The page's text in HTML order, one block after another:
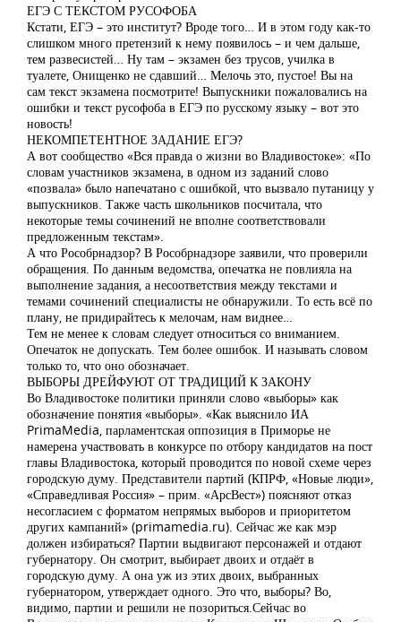
ЕГЭ С ТЕКСТОМ РУСОФОБА
Кстати, ЕГЭ – это институт? Вроде того… И в этом году как-то
слишком много претензий к нему появилось – и чем дальше,
тем развесистей… Ну там – экзамен без трусов, училка в
туалете, Онищенко не сдавший… Мелочь это, пустое! Вы на
сам текст экзамена посмотрите! Выпускники пожаловались на
ошибки и текст русофоба в ЕГЭ по русскому языку – вот это
новость!
НЕКОМПЕТЕНТНОЕ ЗАДАНИЕ ЕГЭ?
А вот сообщество «Вся правда о жизни во Владивостоке»: «По
словам участников экзамена, в одном из заданий слово
«позвала» было напечатано с ошибкой, что вызвало путаницу у
выпускников. Также часть школьников посчитала, что
некоторые темы сочинений не вполне соответствовали
предложенным текстам».
А что Рособрнадзор? В Рособрнадзоре заявили, что проверили
обращения. По данным ведомства, опечатка не повлияла на
выполнение задания, а несоответствия между текстами и
темами сочинений специалисты не обнаружили. То есть всё по
плану, не придирайтесь к мелочам, нам виднее…
Тем не менее к словам следует относиться со вниманием.
Опечаток не допускать. Тем более ошибок. И называть словом
только то, что оно обозначает.
ВЫБОРЫ ДРЕЙФУЮТ ОТ ТРАДИЦИЙ К ЗАКОНУ
Во Владивостоке политики приняли слово «выборы» как
обозначение понятия «выборы». «Как выяснило ИА
PrimaMedia, парламентская оппозиция в Приморье не
намерена участвовать в конкурсе по отбору кандидатов на пост
главы Владивостока, который проводится по новой схеме через
городскую думу. Представители партий (КПРФ, «Новые люди»,
«Справедливая Россия» – прим. «АрсВест») поясняют отказ
несогласием с форматом непрямых выборов и приоритетом
других кампаний» (primamedia.ru). Сейчас же как мэр
должен избираться? Партии выдвигают персонажей и отдают
губернатору. Он смотрит, выбирает двоих и отдаёт в
городскую думу. А она уж из этих двоих, выбранных
губернатором, утверждает одного. Это что, выборы? Во,
видимо, партии и решили не позориться.Сейчас во